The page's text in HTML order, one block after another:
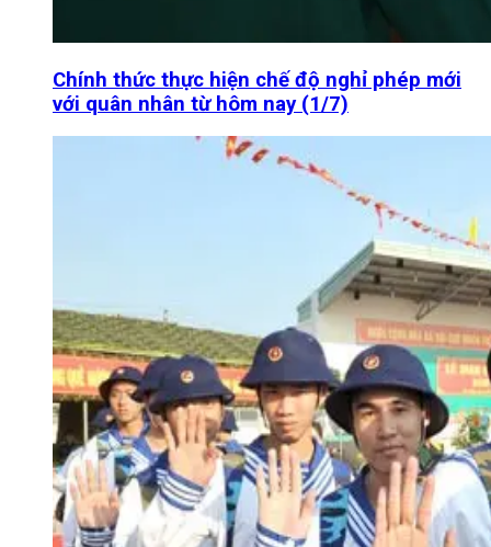
Chính thức thực hiện chế độ nghỉ phép mới
với quân nhân từ hôm nay (1/7)